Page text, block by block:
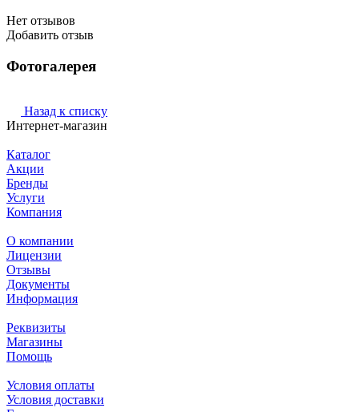
Нет отзывов
Добавить отзыв
Фотогалерея
Назад к списку
Интернет-магазин
Каталог
Акции
Бренды
Услуги
Компания
О компании
Лицензии
Отзывы
Документы
Информация
Реквизиты
Магазины
Помощь
Условия оплаты
Условия доставки